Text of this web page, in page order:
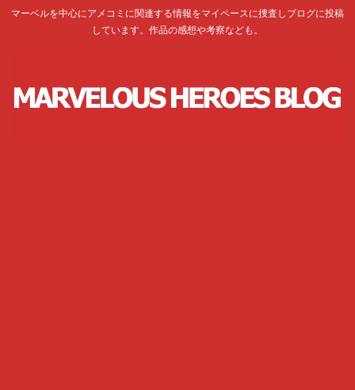
マーベルを中心にアメコミに関連する情報をマイペースに捜査しブログに投稿
しています。作品の感想や考察なども。